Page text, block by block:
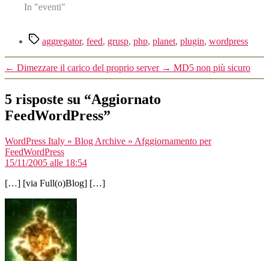
In "eventi"
Tag aggregator, feed, grusp, php, planet, plugin, wordpress
← Dimezzare il carico del proprio server → MD5 non più sicuro
5 risposte su “Aggiornato
FeedWordPress”
WordPress Italy » Blog Archive » Afggiornamento per
FeedWordPressdice:
15/11/2005 alle 18:54
[…] [via Full(o)Blog] […]